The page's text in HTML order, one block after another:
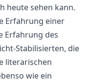
heute sehen kann.
Erfahrung einer
Erfahrung des
Stabilisierten, die
literarischen
wie ein